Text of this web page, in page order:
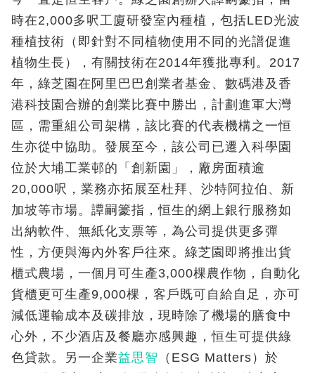
時在2,000多呎工廈研發室內種植，包括LED光波
種植技術（即針對不同植物使用不同的光譜促進
植物生長），有關技術在2014年獲批專利。2017
年，綠芝園在阿里巴巴創業者基金、數碼港及香
港科技園合辦的創業比賽中勝出，計劃進軍大灣
區，需重組公司架構，該比賽的代表機構之一恒
生亦從中協助。發展至今，該公司已遷入科學園
位於大埔工業邨的「創新園」，廠房面積逾
20,000呎，業務亦拓展至杜拜、沙特阿拉伯、新
加坡等市場。譚嗣籇指，恒生的網上銀行服務如
出納軟件、無紙化支票等，為公司提供更多彈
性，方便與海內外客戶往來。綠芝園即將推出貨
櫃式農場，一個月可生產3,000棵農作物，自動化
貨櫃更可生產9,000棵，客戶既可自給自足，亦可
減低運輸成本及碳排放，現時除了機場的膳食中
心外，不少酒店及餐廳亦感興趣，恒生可提供綠
色貸款。另一企業益思智 （ESG Matters）於